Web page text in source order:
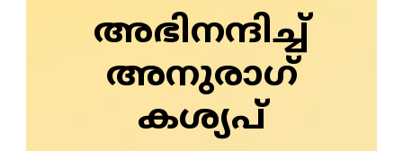
അഭിനന്ദിച്ച്
അനുരാഗ്
കശ്യപ്